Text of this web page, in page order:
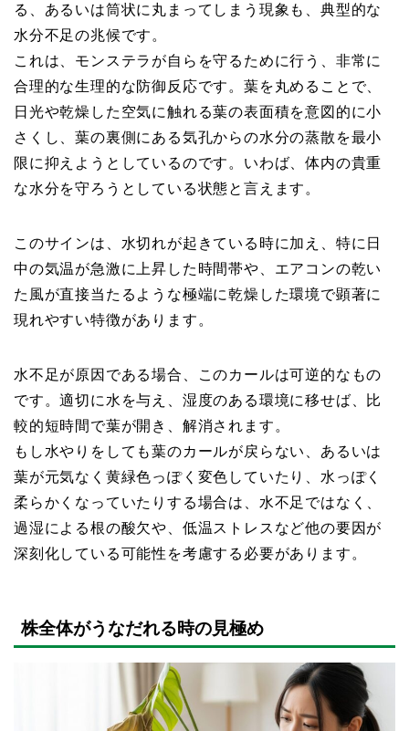
る、あるいは筒状に丸まってしまう現象も、典型的な
水分不足の兆候です。
これは、モンステラが自らを守るために行う、非常に
合理的な生理的な防御反応です。葉を丸めることで、
日光や乾燥した空気に触れる葉の表面積を意図的に小
さくし、葉の裏側にある気孔からの水分の蒸散を最小
限に抑えようとしているのです。いわば、体内の貴重
な水分を守ろうとしている状態と言えます。
このサインは、水切れが起きている時に加え、特に日
中の気温が急激に上昇した時間帯や、エアコンの乾い
た風が直接当たるような極端に乾燥した環境で顕著に
現れやすい特徴があります。
水不足が原因である場合、このカールは可逆的なもの
です。適切に水を与え、湿度のある環境に移せば、比
較的短時間で葉が開き、解消されます。
もし水やりをしても葉のカールが戻らない、あるいは
葉が元気なく黄緑色っぽく変色していたり、水っぽく
柔らかくなっていたりする場合は、水不足ではなく、
過湿による根の酸欠や、低温ストレスなど他の要因が
深刻化している可能性を考慮する必要があります。
株全体がうなだれる時の見極め